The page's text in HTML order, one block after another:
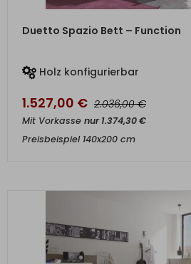
ZUM PRODUKT
Duetto Spazio Bett – Function
Holz konfigurierbar
1.527,00 € 2.036,00€
Mit Vorkasse nur1.374,30€
Preisbeispiel 140x200 cm